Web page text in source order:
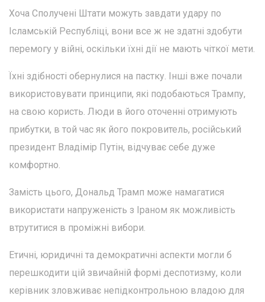
Хоча Сполучені Штати можуть завдати удару по
Ісламській Республіці, вони все ж не здатні здобути
перемогу у війні, оскільки їхні дії не мають чіткої мети.
Їхні здібності обернулися на пастку. Інші вже почали
використовувати принципи, які подобаються Трампу,
на свою користь. Люди в його оточенні отримують
прибутки, в той час як його покровитель, російський
президент Владімір Путін, відчуває себе дуже
комфортно.
Замість цього, Дональд Трамп може намагатися
використати напруженість з Іраном як можливість
втрутитися в проміжні вибори.
Етичні, юридичні та демократичні аспекти могли б
перешкодити цій звичайній формі деспотизму, коли
керівник зловживає непідконтрольною владою для